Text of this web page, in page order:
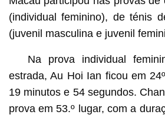
(individual feminino), de ténis
(juvenil masculina e juvenil
Na prova individual
estrada, Au Hoi Ian ficou em
19 minutos e 54 segundos.
prova em 53.º lugar, com a